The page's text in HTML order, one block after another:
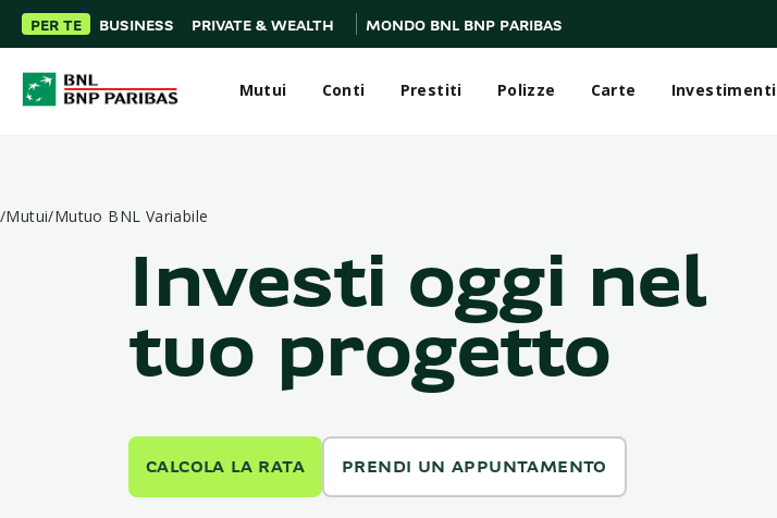
PER TE BUSINESS PRIVATE & WEALTH MONDO BNL BNP PARIBAS
Mutui Conti Prestiti Polizze Carte Investimenti
/Mutui/Mutuo BNL Variabile
Investi oggi nel
tuo progetto
CALCOLA LA RATA PRENDI UN APPUNTAMENTO